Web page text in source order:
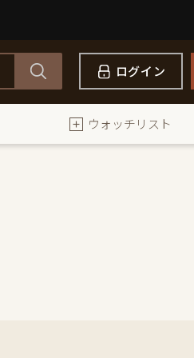
ログイン
ウォッチリスト